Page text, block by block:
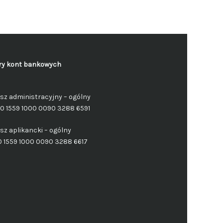
kont bankowych
administracyjny – ogólny
1559 1000 0090 3288 6591
aplikancki – ogólny
1559 1000 0090 3288 6617